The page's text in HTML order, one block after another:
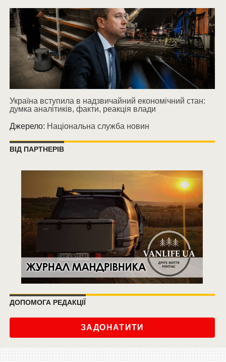
Україна вступила в надзвичайний економічний стан:
думка аналітиків, факти, реакція влади
Джерело: Національна служба новин
ВІД ПАРТНЕРІВ
ДОПОМОГА РЕДАКЦІЇ
ЗАДОНАТИТИ